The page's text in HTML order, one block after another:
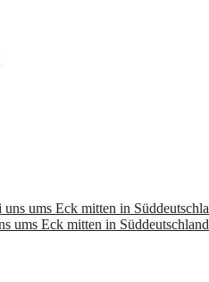
ums Eck mitten in Süddeutschland